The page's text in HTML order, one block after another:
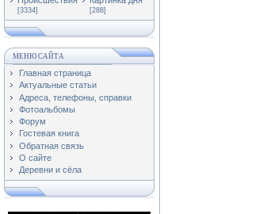
[3334] [288]
МЕНЮ САЙТА
Главная страница
Актуальные статьи
Адреса, телефоны, справки
Фотоальбомы
Форум
Гостевая книга
Обратная связь
О сайте
Деревни и сёла